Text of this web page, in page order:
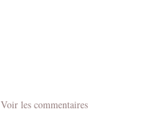
Voir les commentaires